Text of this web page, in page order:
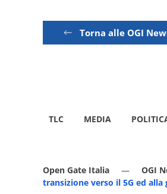
Torna alle OGI
TLC MEDIA
Open Gate Italia OGI
transizione verso il 5G ed alla